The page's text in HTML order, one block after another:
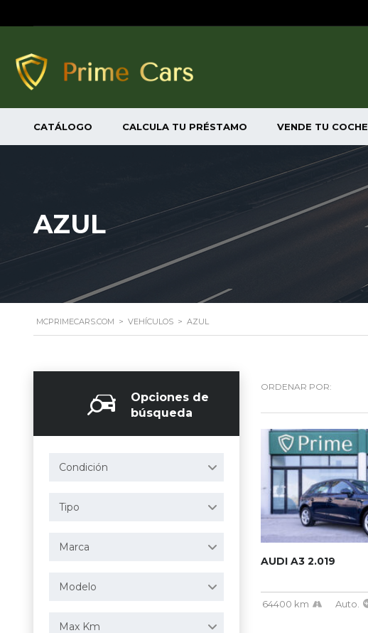
CATÁLOGO CALCULA TU PRÉSTAMO VENDE TU COCHE
AZUL
MCPRIMECARS.COM > VEHÍCULOS > AZUL
Opciones de
búsqueda
Condición
Tipo
Marca
Modelo
Max Km
ORDENAR POR:
AUDI A3 2.019
64400 km Auto.